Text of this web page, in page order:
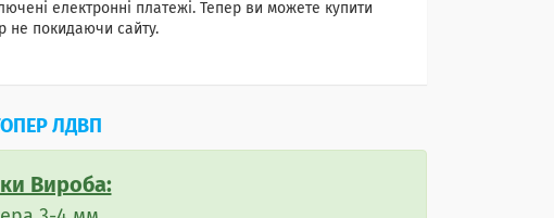
електронні платежі. Тепер ви можете купити
не покидаючи сайту.
ЛДВП
Вироба: